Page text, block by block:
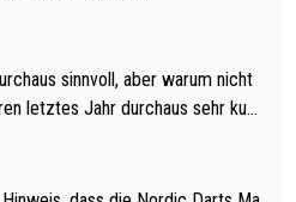
sinnvoll, aber warum nicht
Qualifikation des Weltmei